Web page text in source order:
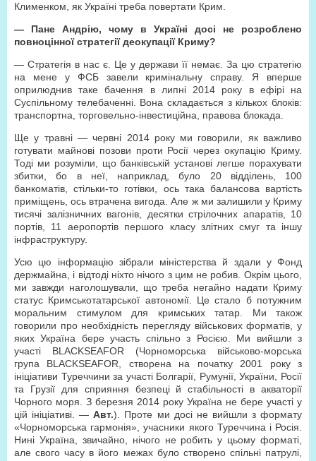
Клименком, як Україні треба повертати Крим.
— Пане Андрію, чому в Україні досі не розроблено
повноцінної стратегії деокупації Криму?
— Стратегія в нас є. Це у держави її немає. За цю стратегію
на мене у ФСБ завели кримінальну справу. Я вперше
оприлюднив таке бачення в липні 2014 року в ефірі на
Суспільному телебаченні. Вона складається з кількох блоків:
транспортна, торговельно-інвестиційна, правова блокада.
Ще у травні — червні 2014 року ми говорили, як важливо
готувати майнові позови проти Росії через окупацію Криму.
Тоді ми розуміли, що банківській установі легше порахувати
збитки, бо в неї, наприклад, було 20 відділень, 100
банкоматів, стільки-то готівки, ось така балансова вартість
приміщень, ось втрачена вигода. Але ж ми залишили у Криму
тисячі залізничних вагонів, десятки стрілочних апаратів, 10
портів, 11 аеропортів першого класу злітних смуг та іншу
інфраструктуру.
Усю цю інформацію зібрали міністерства й здали у Фонд
держмайна, і відтоді ніхто нічого з цим не робив. Окрім цього,
ми завжди наголошували, що треба негайно надати Криму
статус Кримськотатарської автономії. Це стало б потужним
моральним стимулом для кримських татар. Ми також
говорили про необхідність перегляду військових форматів, у
яких Україна бере участь спільно з Росією. Ми вийшли з
участі BLACKSEAFOR (Чорноморська військово-морська
група BLACKSEAFOR, створена на початку 2001 року з
ініціативи Туреччини за участі Болгарії, Румунії, України, Росії
та Грузії для сприяння безпеці й стабільності в акваторії
Чорного моря. З березня 2014 року Україна не бере участі у
цій ініціативі. —Авт.). Проте ми досі не вийшли з формату
«Чорноморська гармонія», учасники якого Туреччина і Росія.
Нині Україна, звичайно, нічого не робить у цьому форматі,
але свого часу в його межах було створено спільні патрулі,